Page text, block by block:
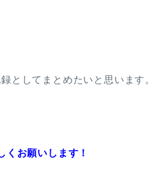
としてまとめたいと思います。
くお願いします！